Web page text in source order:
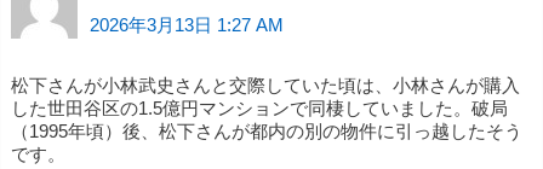
2026年3月13日 1:27 AM
松下さんが小林武史さんと交際していた頃は、小林さんが購入
した世田谷区の1.5億円マンションで同棲していました。破局
（1995年頃）後、松下さんが都内の別の物件に引っ越したそう
です。